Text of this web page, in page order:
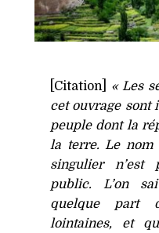
[Citation] « Les
cet ouvrage sont
peuple dont la
la terre. Le nom
singulier
public. L’on
quelque part
lointaines, et